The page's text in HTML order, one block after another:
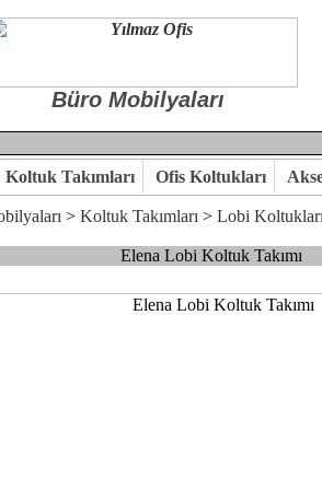
Büro Mobilyaları
kaliteye önem veriyorsanız,ofis mobilya
ile hayal ettiğiniz özgün ofis ortamına
karar verelim.Büro Mobilya
Koltuk Takımları Ofis Koltukları
> Koltuk Takımları > Lobi Koltukları
Elena Lobi Koltuk Takımı